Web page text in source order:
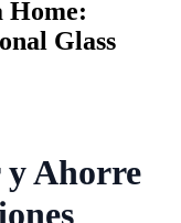
Home:
Glass
y Ahorre